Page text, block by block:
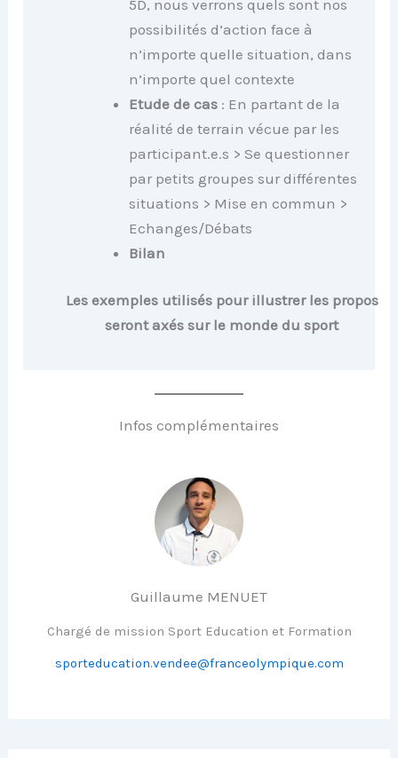
5D, nous verrons quels sont nos
possibilités d’action face à
n’importe quelle situation, dans
n’importe quel contexte
Etude de cas : En partant de la
réalité de terrain vécue par les
participant.e.s > Se questionner
par petits groupes sur différentes
situations > Mise en commun >
Echanges/Débats
Bilan
Les exemples utilisés pour illustrer les propos
seront axés sur le monde du sport
Infos complémentaires
Guillaume MENUET
Chargé de mission Sport Education et Formation
sporteducation.vendee@franceolympique.com